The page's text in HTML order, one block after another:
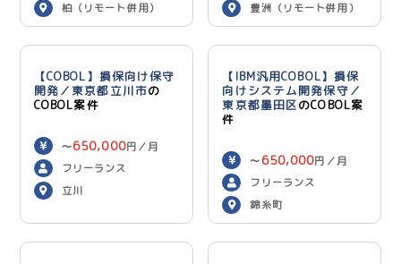
柏（リモート併用）
豊洲（リモート併用）
【COBOL】損保向け保守
開発／東京都立川市の
COBOL案件
〜650,000円／月
フリーランス
立川
【IBM汎用COBOL】損保
向けシステム開発保守／
東京都墨田区のCOBOL案
件
〜 650,000円／月
フリーランス
錦糸町